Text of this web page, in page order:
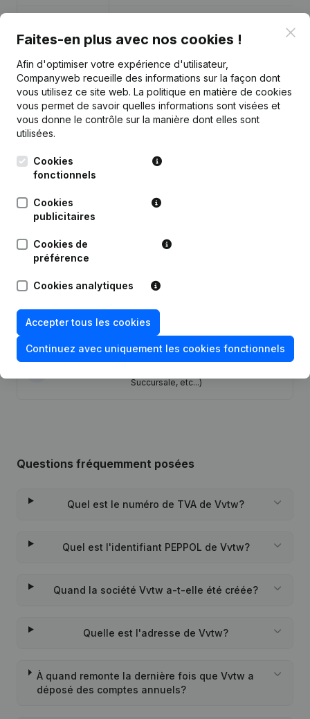
Publications
Date
12-10-2023
03-05-2022
12-11-2018 Demissions, Nominations
16-06-2016 Demissions, Nominations
Rubrique Constitution (Nouvelle
Succursale, etc...)
Questions fréquemment posées
Quel est le numéro de TVA de Vvtw?
Quel est l'identifiant PEPPOL de Vvtw?
Quand la société Vvtw a-t-elle été créée?
Quelle est l'adresse de Vvtw?
À quand remonte la dernière fois que Vvtw a
déposé des comptes annuels?
Faites-en plus avec nos cookies !
Afin d'optimiser votre expérience d'utilisateur,
Companyweb recueille des informations sur la façon dont
vous utilisez ce site web. La politique en matière de cookies
vous permet de savoir quelles informations sont visées et
vous donne le contrôle sur la manière dont elles sont
utilisées.
Cookies
fonctionnels
Cookies
publicitaires
Cookies de
préférence
Cookies analytiques
Accepter tous les cookies
Continuez avec uniquement les cookies fonctionnels